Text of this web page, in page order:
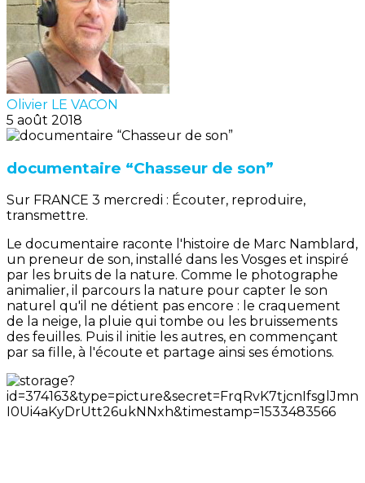
Olivier LE VACON
5 août 2018
documentaire “Chasseur de son”
Sur FRANCE 3 mercredi : Écouter, reproduire,
transmettre.
Le documentaire raconte l'histoire de Marc Namblard,
un preneur de son, installé dans les Vosges et inspiré
par les bruits de la nature. Comme le photographe
animalier, il parcours la nature pour capter le son
naturel qu'il ne détient pas encore : le craquement
de la neige, la pluie qui tombe ou les bruissements
des feuilles. Puis il initie les autres, en commençant
par sa fille, à l'écoute et partage ainsi ses émotions.